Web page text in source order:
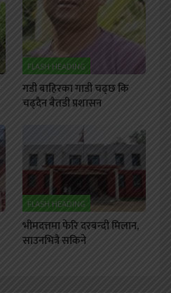
FLASH HEADING
गडी बाहिरका गाडी चढ्छ कि
चढ्दैन बैतडी प्रशासन
FLASH HEADING
भीमदत्तमा फेरि दरबन्दी मिलान,
साउनभित्रै सकिने